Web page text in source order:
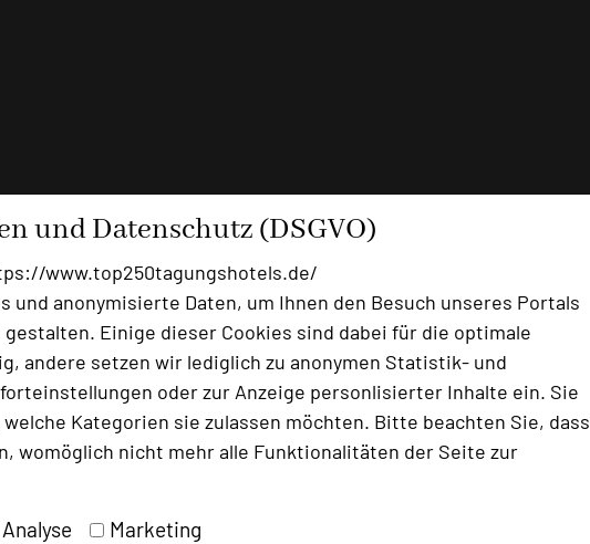
und Datenschutz (DSGVO)
www.top250tagungshotels.de/
und anonymisierte Daten, um Ihnen den Besuch unseres Portals
gestalten. Einige dieser Cookies sind dabei für die optimale
andere setzen wir lediglich zu anonymen Statistik- und
oder zur Anzeige personlisierter Inhalte ein. Sie
Kategorien sie zulassen möchten. Bitte beachten Sie, dass
womöglich nicht mehr alle Funktionalitäten der Seite zur
Analyse Marketing